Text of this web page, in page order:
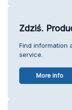
Zdziś.
Find information
service.
More info